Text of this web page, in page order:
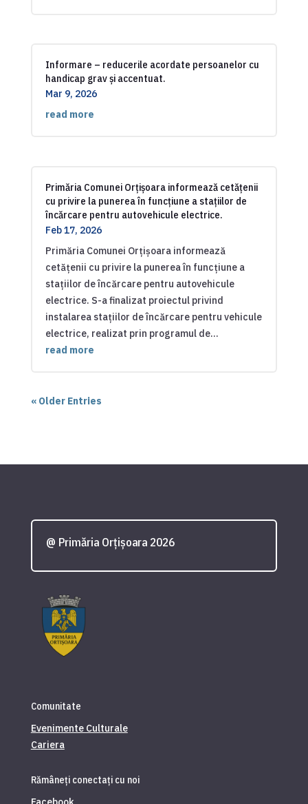
Informare – reducerile acordate persoanelor cu
handicap grav și accentuat.
Mar 9, 2026
read more
Primăria Comunei Orțișoara informează cetățenii
cu privire la punerea în funcțiune a stațiilor de
încărcare pentru autovehicule electrice.
Feb 17, 2026
Primăria Comunei Orțișoara informează
cetățenii cu privire la punerea în funcțiune a
stațiilor de încărcare pentru autovehicule
electrice. S-a finalizat proiectul privind
instalarea stațiilor de încărcare pentru vehicule
electrice, realizat prin programul de...
read more
« Older Entries
@ Primăria Orțișoara 2026
Comunitate
Evenimente Culturale
Cariera
Rămâneți conectați cu noi